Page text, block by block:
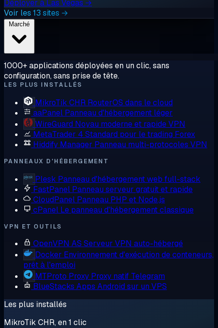
Déployer à Las Vegas →
Voir les 13 sites →
1000+ applications déployées en un clic, sans
configuration, sans prise de tête.
LES PLUS INSTALLÉS
MikroTik CHR RouterOS dans le cloud
aaPanel Panneau d'hébergement léger
WireGuard Noyau moderne et rapide VPN
MetaTrader 4 Standard pour le trading Forex
Hiddify Manager Panneau multi-protocoles VPN
PANNEAUX D'HÉBERGEMENT
Plesk Panneau d'hébergement web full-stack
FastPanel Panneau serveur gratuit et rapide
CloudPanel Panneau PHP et Node.js
cPanel Le panneau d'hébergement classique
VPN ET OUTILS
OpenVPN AS Serveur VPN auto-hébergé
Docker Environnement d'exécution de conteneurs,
prêt à l'emploi
MTProto Proxy Proxy natif Telegram
BlueStacks Apps Android sur un VPS
Les plus installés
MikroTik CHR, en 1 clic